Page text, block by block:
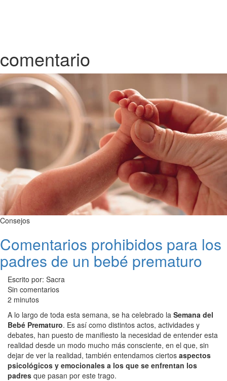
comentario
Consejos
Comentarios prohibidos para los
padres de un bebé prematuro
Escrito por: Sacra
Sin comentarios
2 minutos
A lo largo de toda esta semana, se ha celebrado la Semana del
Bebé Prematuro. Es así como distintos actos, actividades y
debates, han puesto de manifiesto la necesidad de entender esta
realidad desde un modo mucho más consciente, en el que, sin
dejar de ver la realidad, también entendamos ciertos aspectos
psicológicos y emocionales a los que se enfrentan los
padres que pasan por este trago.